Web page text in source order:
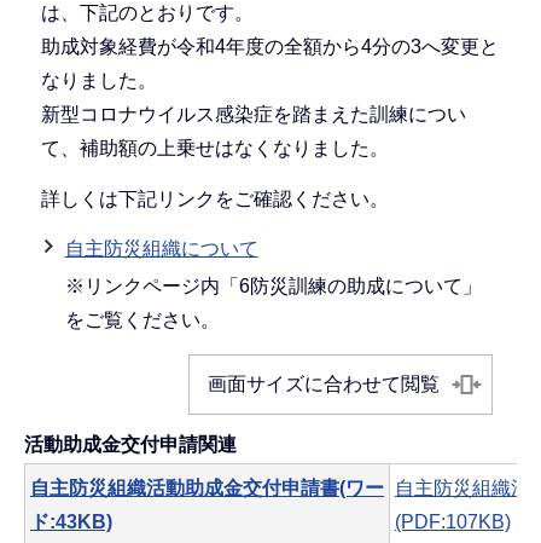
は、下記のとおりです。
助成対象経費が令和4年度の全額から4分の3へ変更と
なりました。
新型コロナウイルス感染症を踏まえた訓練につい
て、補助額の上乗せはなくなりました。
詳しくは下記リンクをご確認ください。
自主防災組織について
※リンクページ内「6防災訓練の助成について」
をご覧ください。
画面サイズに合わせて閲覧
活動助成金交付申請関連
自主防災組織活動助成金交付申請書(ワー
ド:43KB)
自主防災組織活
(PDF:107KB)